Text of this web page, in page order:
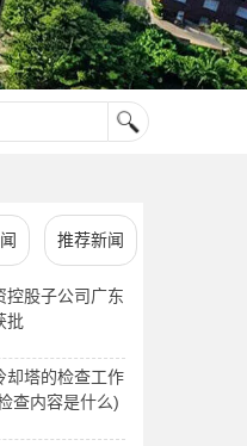
推荐新闻
控股子公司广东
批
却塔的检查工作
查内容是什么)